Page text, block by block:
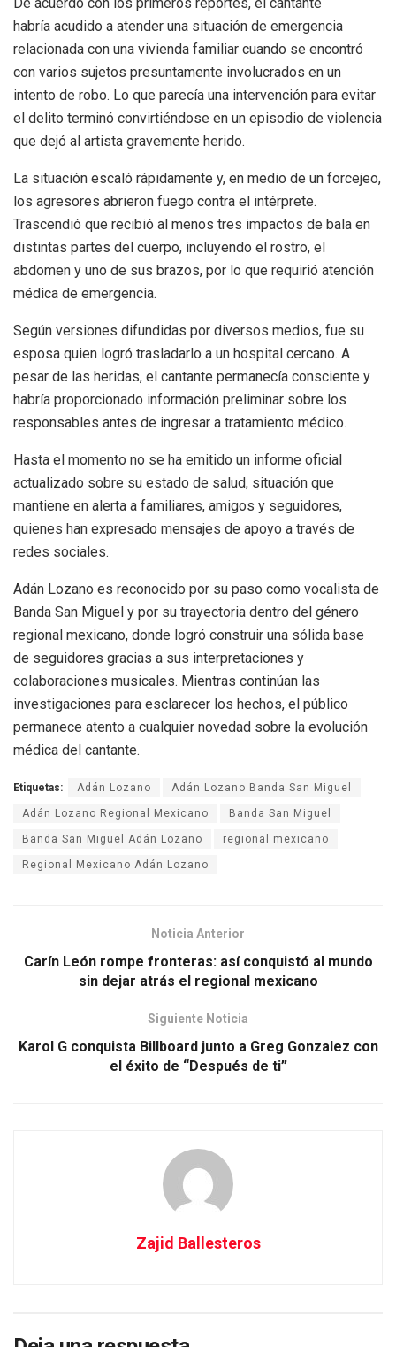
habría acudido a atender una situación de emergencia
relacionada con una vivienda familiar cuando se encontró
con varios sujetos presuntamente involucrados en un
intento de robo. Lo que parecía una intervención para evitar
el delito terminó convirtiéndose en un episodio de violencia
que dejó al artista gravemente herido.
La situación escaló rápidamente y, en medio de un forcejeo,
los agresores abrieron fuego contra el intérprete.
Trascendió que recibió al menos tres impactos de bala en
distintas partes del cuerpo, incluyendo el rostro, el
abdomen y uno de sus brazos, por lo que requirió atención
médica de emergencia.
Según versiones difundidas por diversos medios, fue su
esposa quien logró trasladarlo a un hospital cercano. A
pesar de las heridas, el cantante permanecía consciente y
habría proporcionado información preliminar sobre los
responsables antes de ingresar a tratamiento médico.
Hasta el momento no se ha emitido un informe oficial
actualizado sobre su estado de salud, situación que
mantiene en alerta a familiares, amigos y seguidores,
quienes han expresado mensajes de apoyo a través de
redes sociales.
Adán Lozano es reconocido por su paso como vocalista de
Banda San Miguel y por su trayectoria dentro del género
regional mexicano, donde logró construir una sólida base
de seguidores gracias a sus interpretaciones y
colaboraciones musicales. Mientras continúan las
investigaciones para esclarecer los hechos, el público
permanece atento a cualquier novedad sobre la evolución
médica del cantante.
Etiquetas: Adán Lozano Adán Lozano Banda San Miguel
Adán Lozano Regional Mexicano Banda San Miguel
Banda San Miguel Adán Lozano regional mexicano
Regional Mexicano Adán Lozano
Noticia Anterior
Carín León rompe fronteras: así conquistó al mundo
sin dejar atrás el regional mexicano
Siguiente Noticia
Karol G conquista Billboard junto a Greg Gonzalez con
el éxito de “Después de ti”
Zajid Ballesteros